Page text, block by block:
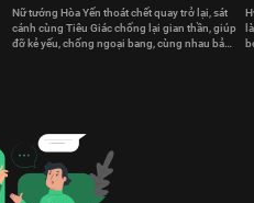
Nữ tướng Hòa Yến thoát chết quay trở lại, sát
cánh cùng Tiêu Giác chống lại gian thần, giúp
đỡ kẻ yếu, chống ngoại bang, cùng nhau bảo